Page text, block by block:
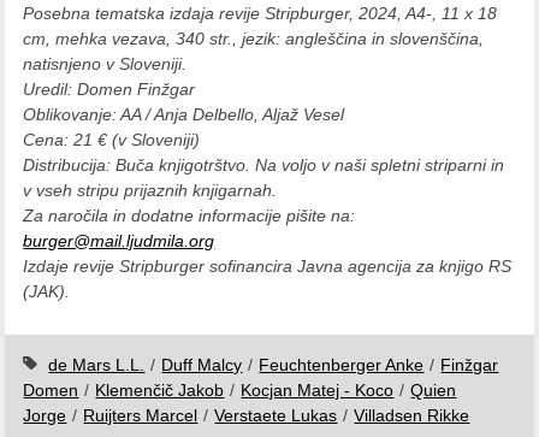
Posebna tematska izdaja revije Stripburger, 2024, A4-, 11 x 18
cm, mehka vezava, 340 str., jezik: angleščina in slovenščina,
natisnjeno v Sloveniji.
Uredil: Domen Finžgar
Oblikovanje: AA / Anja Delbello, Aljaž Vesel
Cena: 21 € (v Sloveniji)
Distribucija: Buča knjigotrštvo. Na voljo v naši spletni striparni in
v vseh stripu prijaznih knjigarnah.
Za naročila in dodatne informacije pišite na:
burger@mail.ljudmila.org
Izdaje revije Stripburger sofinancira Javna agencija za knjigo RS
(JAK).
de Mars L.L. / Duff Malcy / Feuchtenberger Anke / Finžgar
Domen / Klemenčič Jakob / Kocjan Matej - Koco / Quien
Jorge / Ruijters Marcel / Verstaete Lukas / Villadsen Rikke